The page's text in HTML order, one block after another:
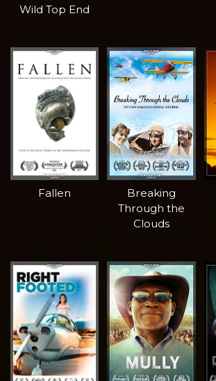
Wild Top End
Fallen
Breaking
Through the
Clouds